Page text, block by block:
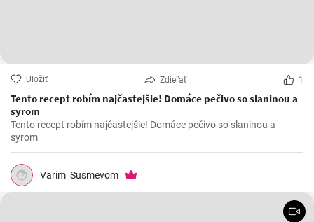
Uložiť Zdieľať 1
Tento recept robím najčastejšie! Domáce pečivo so slaninou a
syrom
Tento recept robím najčastejšie! Domáce pečivo so slaninou a
syrom
Varim_Susmevom